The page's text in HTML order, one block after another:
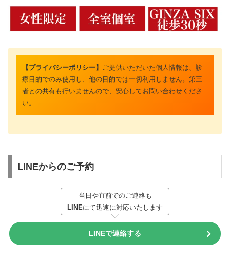
【プライバシーポリシー】 ご提供いただいた個人情報は、診
療目的でのみ使用し、他の目的では一切利用しません。第三
者との共有も行いませんので、安心してお問い合わせくださ
い。
LINEからのご予約
当日や直前でのご連絡も
LINEにて迅速に対応いたします
LINEで連絡する